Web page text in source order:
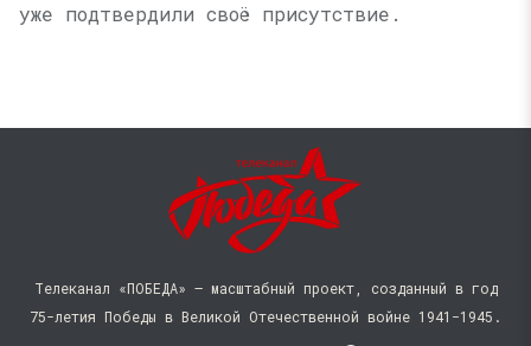
уже подтвердили своё присутствие.
Телеканал «ПОБЕДА» — масштабный проект, созданный в год
75-летия Победы в Великой Отечественной войне 1941−1945.